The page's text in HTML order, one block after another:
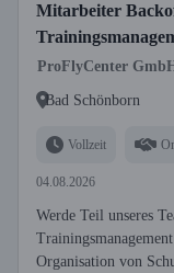
Mitarbeiter
ProFlyCenter
Bad Schönborn
Vollzeit
04.08.2026
Werde Teil unseres
Organisation von